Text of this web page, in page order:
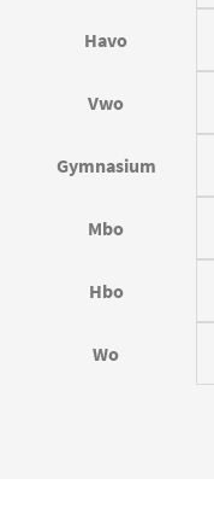
Havo
Vwo
Gymnasium
Mbo
Hbo
Wo